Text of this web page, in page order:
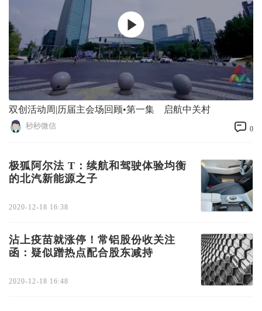
双创活动周|历届主会场回顾•第一集 启航中关村
秒秒微信 0
极狐阿尔法 T：续航和驾驶体验均衡
的北汽新能源之子
2020-12-18 16:38
沾上疫苗就涨停！常铝股份收关注
函：疑似蹭热点配合股东减持
2020-12-18 16:48